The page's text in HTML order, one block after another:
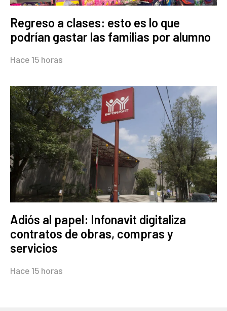
Regreso a clases: esto es lo que
podrían gastar las familias por alumno
Hace 15 horas
Adiós al papel: Infonavit digitaliza
contratos de obras, compras y
servicios
Hace 15 horas